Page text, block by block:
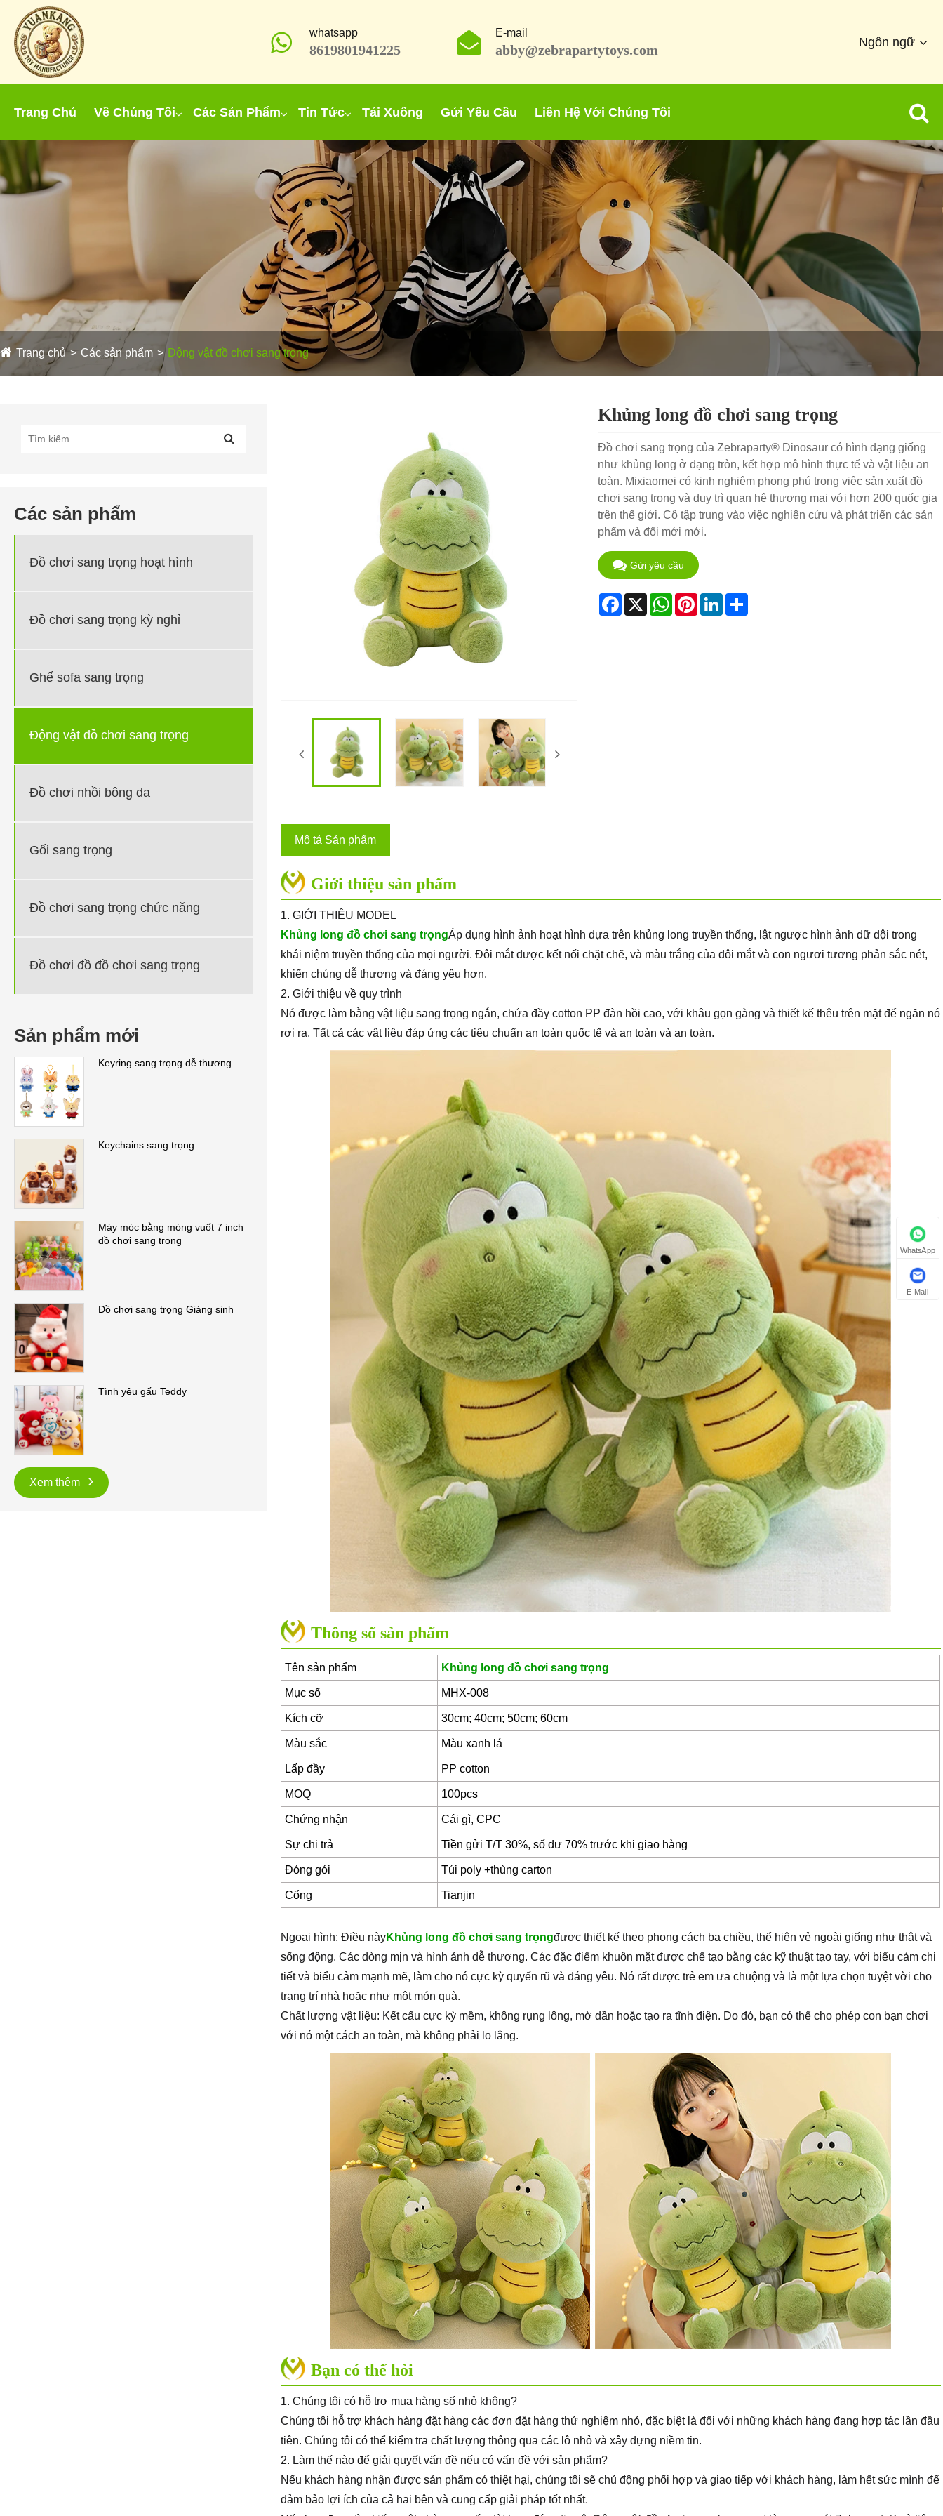
whatsapp
8619801941225
E-mail
abby@zebrapartytoys.com
Ngôn ngữ
Trang Chủ Về Chúng Tôi Các Sản Phẩm Tin Tức Tải Xuống Gửi Yêu Cầu Liên Hệ Với Chúng Tôi
Trang chủ Các sản phẩm Động vật đồ chơi sang trọng
Các sản phẩm
Đồ chơi sang trọng hoạt hình
Đồ chơi sang trọng kỳ nghỉ
Ghế sofa sang trọng
Động vật đồ chơi sang trọng
Đồ chơi nhồi bông da
Gối sang trọng
Đồ chơi sang trọng chức năng
Đồ chơi đồ đồ chơi sang trọng
Sản phẩm mới
Keyring sang trọng dễ thương
Keychains sang trọng
Máy móc bằng móng vuốt 7 inch
đồ chơi sang trọng
Đồ chơi sang trọng Giáng sinh
Tình yêu gấu Teddy
Xem thêm
Khủng long đồ chơi sang trọng
Đồ chơi sang trọng của Zebraparty® Dinosaur có hình dạng giống
như khủng long ở dạng tròn, kết hợp mô hình thực tế và vật liệu an
toàn. Mixiaomei có kinh nghiệm phong phú trong việc sản xuất đồ
chơi sang trọng và duy trì quan hệ thương mại với hơn 200 quốc gia
trên thế giới. Cô tập trung vào việc nghiên cứu và phát triển các sản
phẩm và đổi mới mới.
Gửi yêu cầu
Facebook
X WhatsApp
PinterestLinkedInShare
Mô tả Sản phẩm
Giới thiệu sản phẩm
1. GIỚI THIỆU MODEL
Khủng long đồ chơi sang trọngÁp dụng hình ảnh hoạt hình dựa trên khủng long truyền thống, lật ngược hình ảnh dữ dội trong
khái niệm truyền thống của mọi người. Đôi mắt được kết nối chặt chẽ, và màu trắng của đôi mắt và con ngươi tương phản sắc nét,
khiến chúng dễ thương và đáng yêu hơn.
2. Giới thiệu về quy trình
Nó được làm bằng vật liệu sang trọng ngắn, chứa đầy cotton PP đàn hồi cao, với khâu gọn gàng và thiết kế thêu trên mặt để ngăn nó
rơi ra. Tất cả các vật liệu đáp ứng các tiêu chuẩn an toàn quốc tế và an toàn và an toàn.
Thông số sản phẩm
Tên sản phẩm Khủng long đồ chơi sang trọng
Mục số MHX-008
Kích cỡ 30cm; 40cm; 50cm; 60cm
Màu sắc Màu xanh lá
Lấp đầy PP cotton
MOQ 100pcs
Chứng nhận Cái gì, CPC
Sự chi trả Tiền gửi T/T 30%, số dư 70% trước khi giao hàng
Đóng gói Túi poly +thùng carton
Cổng Tianjin
Ngoại hình: Điều nàyKhủng long đồ chơi sang trọngđược thiết kế theo phong cách ba chiều, thể hiện vẻ ngoài giống như thật và
sống động. Các dòng mịn và hình ảnh dễ thương. Các đặc điểm khuôn mặt được chế tạo bằng các kỹ thuật tạo tay, với biểu cảm chi
tiết và biểu cảm mạnh mẽ, làm cho nó cực kỳ quyến rũ và đáng yêu. Nó rất được trẻ em ưa chuộng và là một lựa chọn tuyệt vời cho
trang trí nhà hoặc như một món quà.
Chất lượng vật liệu: Kết cấu cực kỳ mềm, không rụng lông, mờ dần hoặc tạo ra tĩnh điện. Do đó, bạn có thể cho phép con bạn chơi
với nó một cách an toàn, mà không phải lo lắng.
Bạn có thể hỏi
1. Chúng tôi có hỗ trợ mua hàng số nhỏ không?
Chúng tôi hỗ trợ khách hàng đặt hàng các đơn đặt hàng thử nghiệm nhỏ, đặc biệt là đối với những khách hàng đang hợp tác lần đầu
tiên. Chúng tôi có thể kiểm tra chất lượng thông qua các lô nhỏ và xây dựng niềm tin.
2. Làm thế nào để giải quyết vấn đề nếu có vấn đề với sản phẩm?
Nếu khách hàng nhận được sản phẩm có thiệt hại, chúng tôi sẽ chủ động phối hợp và giao tiếp với khách hàng, làm hết sức mình để
đảm bảo lợi ích của cả hai bên và cung cấp giải pháp tốt nhất.
WhatsApp
E-Mail